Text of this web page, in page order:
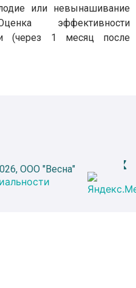
или невынашивание
эффективности
(через 1 месяц после
ООО "Весна"